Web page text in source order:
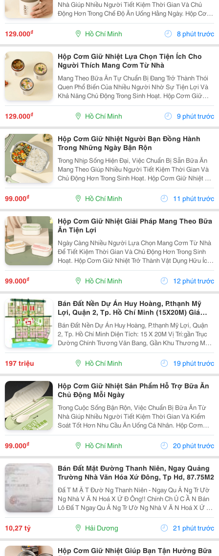
Nhà Giúp Nhiều Người Tiết Kiệm Thời Gian Và Chủ
Động Hơn Trong Chế Độ Ăn Uống Hằng Ngày. Hộp Cơm
Giữ Nhiệt Là Sản Phẩm Tiện Lợi, Phù Hợp Để Mang
Theo Bữa Trưa Đến Trường, Văn Phòng Hoặc Sử Dụng
Trong...
129.000₫ Hồ Chí Minh 8 phút trước
Hộp Cơm Giữ Nhiệt Lựa Chọn Tiện Ích Cho
Người Thích Mang Cơm Từ Nhà
Mang Theo Bữa Ăn Tự Chuẩn Bị Đang Trở Thành Thói
Quen Phổ Biến Của Nhiều Người Nhờ Sự Tiện Lợi Và
Khả Năng Chủ Động Trong Sinh Hoạt. Hộp Cơm Giữ
Nhiệt Là Sản Phẩm Hỗ Trợ Đắc Lực, Giúp Bạn Dễ Dàng
Chuẩn Bị Bữa Trưa Hoặc Bữa Ăn Nhẹ Khi Đi Học, Đi
129.000₫ Hồ Chí Minh 9 phút trước
Hộp Cơm Giữ Nhiệt Người Bạn Đồng Hành
Trong Những Ngày Bận Rộn
Trong Nhịp Sống Hiện Đại, Việc Chuẩn Bị Sẵn Bữa Ăn
Mang Theo Giúp Nhiều Người Tiết Kiệm Thời Gian Và
Chủ Động Hơn Trong Sinh Hoạt. Hộp Cơm Giữ Nhiệt Là
Lựa Chọn Tiện Lợi Dành Cho Những Ai Muốn Mang
Theo Cơm Đến Trường, Nơi Làm Việc Hoặc Sử Dụng
Trong...
99.000₫ Hồ Chí Minh 11 phút trước
Hộp Cơm Giữ Nhiệt Giải Pháp Mang Theo Bữa
Ăn Tiện Lợi
Ngày Càng Nhiều Người Lựa Chọn Mang Cơm Từ Nhà
Để Tiết Kiệm Thời Gian Và Chủ Động Hơn Trong Sinh
Hoạt. Hộp Cơm Giữ Nhiệt Trở Thành Vật Dụng Hữu Ích,
Giúp Việc Chuẩn Bị Bữa Ăn Hằng Ngày Trở Nên Đơn
Giản Và Phù Hợp Với Nhiều Nhu Cầu Sử Dụng Khác
Nhau....
99.000₫ Hồ Chí Minh 12 phút trước
Bán Đất Nền Dự Án Huy Hoàng, P.thạnh Mỹ
Lợi, Quận 2, Tp. Hồ Chí Minh (15X20M) Giá
197Tr/M2
Bán Đất Nền Dự Án Huy Hoàng, P.thạnh Mỹ Lợi, Quận
2, Tp. Hồ Chí Minh Diện Tích: 15 X 20M Vị Trí:gần Trục
Dường Chính Trương Văn Bang, Gần Khu Thương Mại,
Khu Hành Chính, Sông Sài Gòn Thoáng Mát, &Hellip;..
197 triệu Hồ Chí Minh 19 phút trước
Hộp Cơm Giữ Nhiệt Sản Phẩm Hỗ Trợ Bữa Ăn
Chủ Động Mỗi Ngày
Trong Cuộc Sống Bận Rộn, Việc Chuẩn Bị Bữa Ăn Từ
Nhà Giúp Nhiều Người Tiết Kiệm Thời Gian Và Kiểm
Soát Tốt Hơn Nhu Cầu Ăn Uống Cá Nhân. Hộp Cơm
Giữ Nhiệt Là Lựa Chọn Tiện Lợi Dành Cho Những Ai
Thường Xuyên Mang Cơm Đi Học, Đi Làm Hoặc Sử
Dụng Trong...
99.000₫ Hồ Chí Minh 20 phút trước
Bán Đất Mặt Đường Thanh Niên, Ngay Quảng
Trường Nhà Văn Hóa Xứ Đông, Tp Hd, 87.75M2
Đấ T M Ặ T Đườ Ng Thanh Niên - Ngay Qu Ả Ng Tr Ườ
Ng Nhà V Ă N Hoá X Ứ Đ Ông!! Chính Ch Ủ C Ầ N Bán
Lô Đấ T Ngay Qu Ả Ng Tr Ườ Ng Nhà V Ă N Hoá X Ứ Đ
Ông, M Ặ T Đườ Ng Thanh Niên, Thành Ph Ố H Ả I D
Ươ Ng - Di Ệ N Tích 87.75M2, M Ặ T Ti Ề N 4.5M...
10,27 tỷ Hải Dương 21 phút trước
Hộp Cơm Giữ Nhiệt Giúp Bạn Tận Hưởng Bữa